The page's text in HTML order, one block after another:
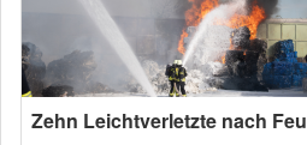
Zehn Leichtverletzte nach